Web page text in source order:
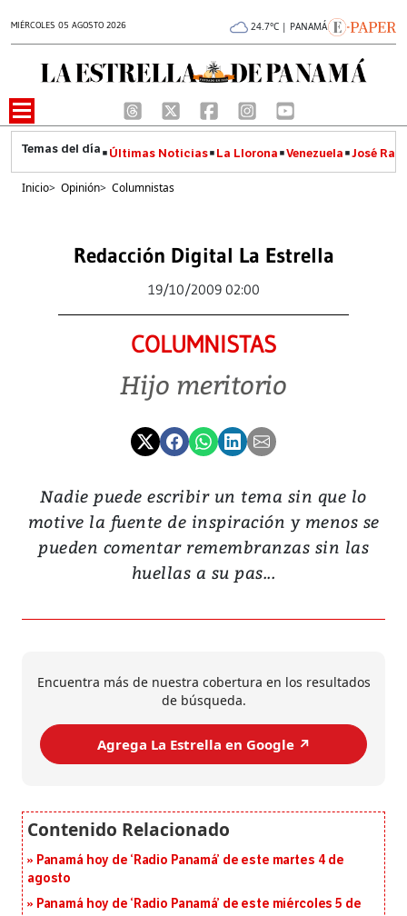
MIÉRCOLES 05 AGOSTO 2026 24.7°C | PANAMÁ
Últimas Noticias La Llorona Venezuela José
Inicio> Opinión> Columnistas
Redacción Digital La Estrella
19/10/2009 02:00
COLUMNISTAS
Hijo meritorio
Nadie puede escribir un tema sin que lo
motive la fuente de inspiración y menos se
pueden comentar remembranzas sin las
huellas a su pas...
Encuentra más de nuestra cobertura en los resultados
de búsqueda.
Agrega La Estrella en Google ↗️
Panamá hoy de ‘Radio Panamá’ de este martes 4 de
agosto
Panamá hoy de ‘Radio Panamá’ de este miércoles 5 de